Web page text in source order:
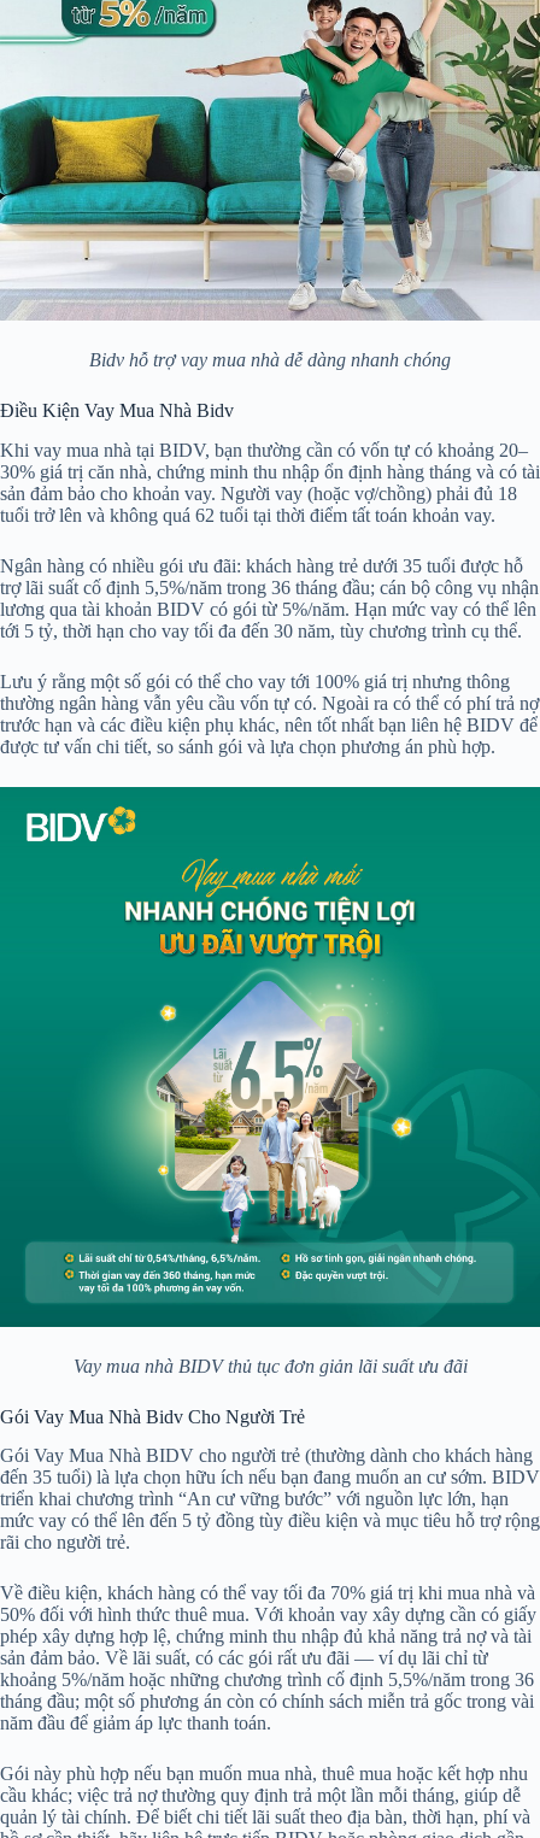
Bidv hỗ trợ vay mua nhà dễ dàng nhanh chóng
Điều Kiện Vay Mua Nhà Bidv
Khi vay mua nhà tại BIDV, bạn thường cần có vốn tự có khoảng 20–
30% giá trị căn nhà, chứng minh thu nhập ổn định hàng tháng và có tài
sản đảm bảo cho khoản vay. Người vay (hoặc vợ/chồng) phải đủ 18
tuổi trở lên và không quá 62 tuổi tại thời điểm tất toán khoản vay.
Ngân hàng có nhiều gói ưu đãi: khách hàng trẻ dưới 35 tuổi được hỗ
trợ lãi suất cố định 5,5%/năm trong 36 tháng đầu; cán bộ công vụ nhận
lương qua tài khoản BIDV có gói từ 5%/năm. Hạn mức vay có thể lên
tới 5 tỷ, thời hạn cho vay tối đa đến 30 năm, tùy chương trình cụ thể.
Lưu ý rằng một số gói có thể cho vay tới 100% giá trị nhưng thông
thường ngân hàng vẫn yêu cầu vốn tự có. Ngoài ra có thể có phí trả nợ
trước hạn và các điều kiện phụ khác, nên tốt nhất bạn liên hệ BIDV để
được tư vấn chi tiết, so sánh gói và lựa chọn phương án phù hợp.
Vay mua nhà BIDV thủ tục đơn giản lãi suất ưu đãi
Gói Vay Mua Nhà Bidv Cho Người Trẻ
Gói Vay Mua Nhà BIDV cho người trẻ (thường dành cho khách hàng
đến 35 tuổi) là lựa chọn hữu ích nếu bạn đang muốn an cư sớm. BIDV
triển khai chương trình “An cư vững bước” với nguồn lực lớn, hạn
mức vay có thể lên đến 5 tỷ đồng tùy điều kiện và mục tiêu hỗ trợ rộng
rãi cho người trẻ.
Về điều kiện, khách hàng có thể vay tối đa 70% giá trị khi mua nhà và
50% đối với hình thức thuê mua. Với khoản vay xây dựng cần có giấy
phép xây dựng hợp lệ, chứng minh thu nhập đủ khả năng trả nợ và tài
sản đảm bảo. Về lãi suất, có các gói rất ưu đãi — ví dụ lãi chỉ từ
khoảng 5%/năm hoặc những chương trình cố định 5,5%/năm trong 36
tháng đầu; một số phương án còn có chính sách miễn trả gốc trong vài
năm đầu để giảm áp lực thanh toán.
Gói này phù hợp nếu bạn muốn mua nhà, thuê mua hoặc kết hợp nhu
cầu khác; việc trả nợ thường quy định trả một lần mỗi tháng, giúp dễ
quản lý tài chính. Để biết chi tiết lãi suất theo địa bàn, thời hạn, phí và